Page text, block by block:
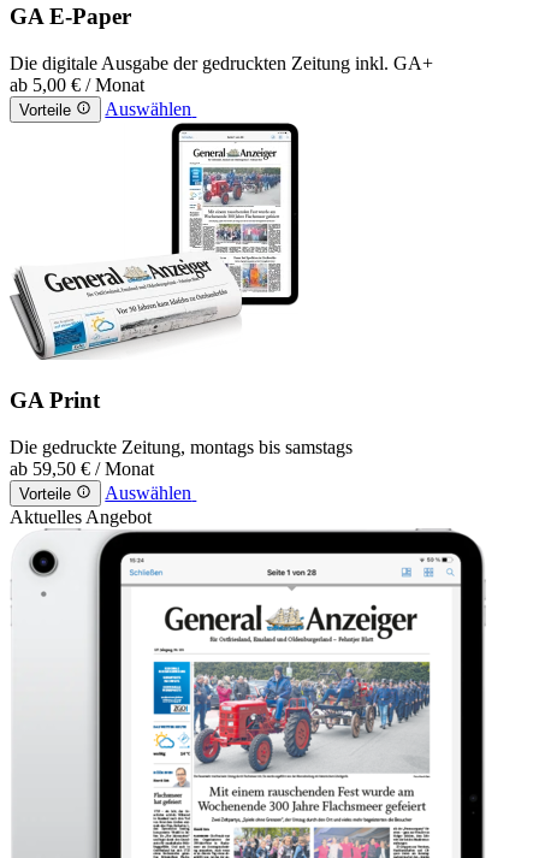
GA E-Paper
Die digitale Ausgabe der gedruckten Zeitung inkl. GA+
ab 5,00 € / Monat
Vorteile Auswählen
GA Print
Die gedruckte Zeitung, montags bis samstags
ab 59,50 € / Monat
Vorteile
Auswählen
Aktuelles Angebot